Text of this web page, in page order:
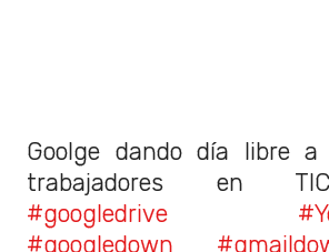
Goolge dando día libre
trabajadores en
#googledrive
#googledown